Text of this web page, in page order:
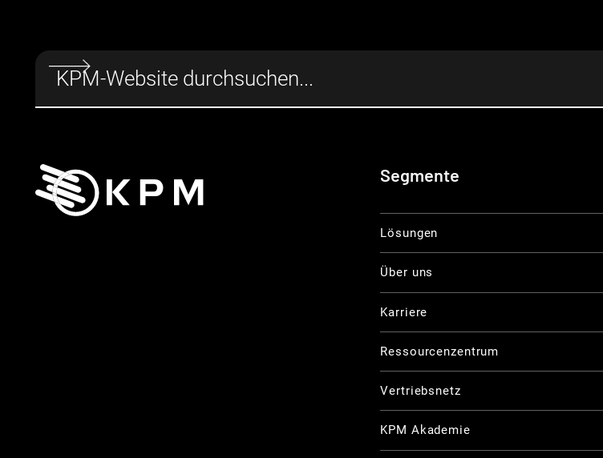
Segmente
Lösungen
Über uns
Karriere
Ressourcenzentrum
Vertriebsnetz
KPM Akademie